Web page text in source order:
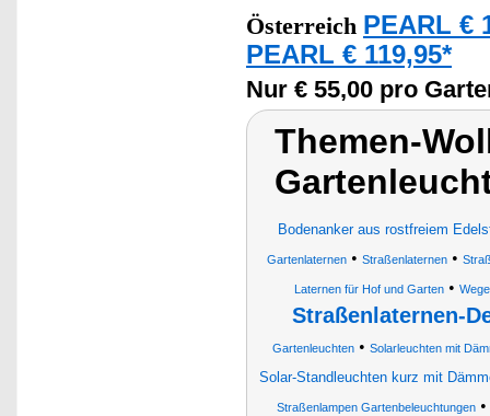
Österreich PEARL €
PEARL € 119,95*
Nur € 55,00 pro
Themen-
Bodenanker aus rostfreiem
Gartenlaternen • Straßenlaternen •
Laternen für Hof und Garten •
Straßenlaternen-
Gartenleuchten • Solarleuchten mit
Solar-Standleuchten kurz mit
Straßenlampen Gartenbeleuchtungen •